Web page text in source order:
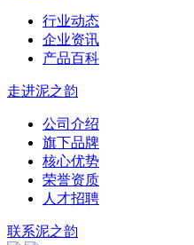
行业动态
企业资讯
产品百科
走进泥之韵
公司介绍
旗下品牌
核心优势
荣誉资质
人才招聘
联系泥之韵